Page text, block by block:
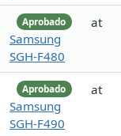
Aprobado
Samsung
SGH-F480
at
Aprobado
Samsung
SGH-F490
at